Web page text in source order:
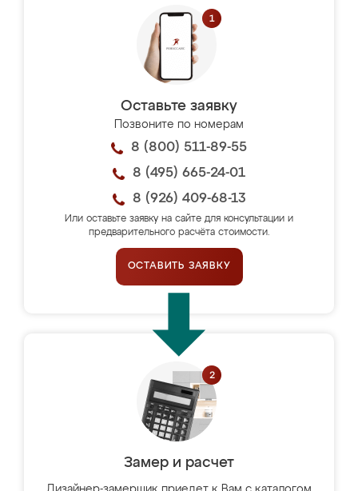
Оставьте заявку
Позвоните по номерам
8 (800) 511-89-55
8 (495) 665-24-01
8 (926) 409-68-13
Или оставьте заявку на сайте для консультации и
предварительного расчёта стоимости.
ОСТАВИТЬ ЗАЯВКУ
Замер и расчет